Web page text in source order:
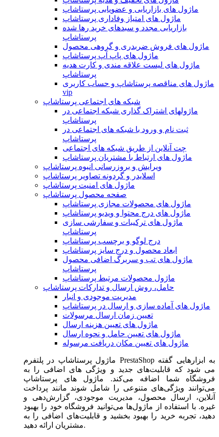
ماژول های بازاریابی و عضویابی پرستاشاپ
ماژول های امتیاز وفاداری پرستاشاپ
بازاریابی مجدد و سبدهای خرید رها شده
پرستاشاپ
ماژول های فروش ضربدری و گروهی محصول
ماژول های پاپ آپ پرستاشاپ
ماژول های لیست علاقه مندی و کارت هدیه
پرستاشاپ
ماژول های مناقصه پرستاشاپ و حساب کاربری
vip
شبکه های اجتماعی پرستاشاپ
ماژولهای اشتراک‌ گذاری شبکه اجتماعی در
پرستاشاپ
ثبت نام و ورود با شبکه های اجتماعی در
پرستاشاپ
چت آنلاین از طریق شبکه های اجتماعی
ماژول های ارتباط با مشتریان پرستاشاپ
ویرایش و بروزرسانی انبوه پرستاشاپ
اسلایدر و گردونه تصاویر پرستاشاپ
ماژول های امنیت پرستاشاپ
صفحه محصول پرستاشاپ
ماژول های محصولات مجازی پرستاشاپ
ماژول های درج محتوا و ویدیو پرستاشاپ
ماژول های ترکیبات و سفارشی سازی
پرستاشاپ
درج لوگو و برچسب پرستاشاپ
ابعاد محصول و درج سایز پرستاشاپ
ماژول های تب و سربرگ اضافی محصول
پرستاشاپ
ماژول محصولات مرتبط پرستاشاپ
حامل، روش ارسال و تدارکات پرستاشاپ
مدیریت موجودی و انبار
ماژول های آماده سازی و ارسال در پرستاشاپ
تعیین زمان ارسال مرسولات
ماژول های تعیین هزینه ارسال
ماژول های تعیین حامل و نحوه ارسال
ماژول های تعیین مکان دریافت مرسوله
ماژول‌ پرستاشاپ در پلتفرم PrestaShop به ابزارهایی گفته
می شود که قابلیت‌های جدید و ویژگی های اضافی را به
فروشگاه شما اضافه می‌کند. ماژول های پرستاشاپ
می‌توانند ویژگی‌های متنوعی را شامل شوند مانند پرداخت
آنلاین، ارسال محصول، مدیریت موجودی، گزارش‌دهی و
غیره. با استفاده از ماژول‌ها می‌توانید فروشگاه خود را بهبود
دهید، تجربه خرید را بهبود بخشید و قابلیت‌های اضافی را به
مشتریان ارائه دهید.